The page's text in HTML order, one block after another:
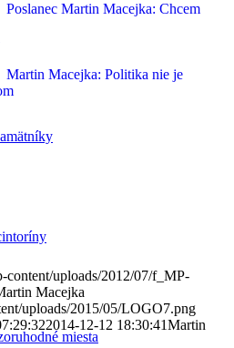
miesta
Poslanec Martin Macejka: Chcem
Martin Macejka: Politika nie je
content/uploads/2012/07/f_MP-
Macejka
uploads/2015/05/LOGO7.png
2014-12-12 18:30:41Martin